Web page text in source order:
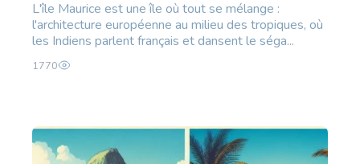
L'île Maurice est une île où tout se mélange :
l'architecture européenne au milieu des tropiques, où
les Indiens parlent français et dansent le séga...
1770